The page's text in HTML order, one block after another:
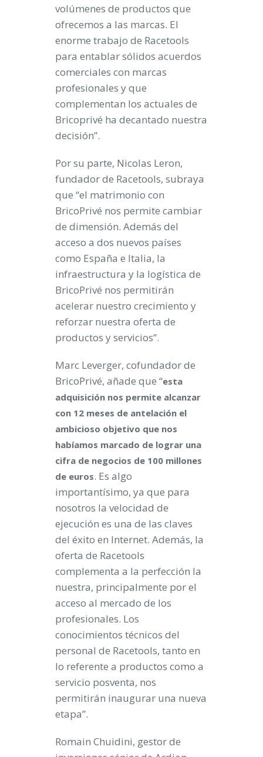
volúmenes de productos que
ofrecemos a las marcas. El
enorme trabajo de Racetools
para entablar sólidos acuerdos
comerciales con marcas
profesionales y que
complementan los actuales de
Bricoprivé ha decantado nuestra
decisión”.
Por su parte, Nicolas Leron,
fundador de Racetools, subraya
que “el matrimonio con
BricoPrivé nos permite cambiar
de dimensión. Además del
acceso a dos nuevos países
como España e Italia, la
infraestructura y la logística de
BricoPrivé nos permitirán
acelerar nuestro crecimiento y
reforzar nuestra oferta de
productos y servicios”.
Marc Leverger, cofundador de
BricoPrivé, añade que “esta
adquisición nos permite alcanzar
con 12 meses de antelación el
ambicioso objetivo que nos
habíamos marcado de lograr una
cifra de negocios de 100 millones
de euros. Es algo
importantísimo, ya que para
nosotros la velocidad de
ejecución es una de las claves
del éxito en Internet. Además, la
oferta de Racetools
complementa a la perfección la
nuestra, principalmente por el
acceso al mercado de los
profesionales. Los
conocimientos técnicos del
personal de Racetools, tanto en
lo referente a productos como a
servicio posventa, nos
permitirán inaugurar una nueva
etapa”.
Romain Chuidini, gestor de